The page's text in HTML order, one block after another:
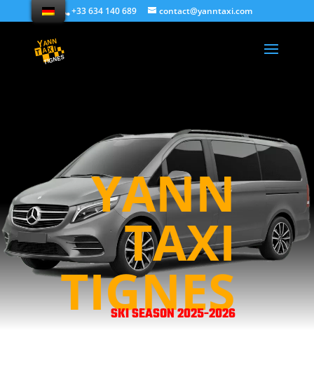
+33 634 140 689 contact@yanntaxi.com
YANN
TAXI
TIGNES
SKI SEASON 2025-2026